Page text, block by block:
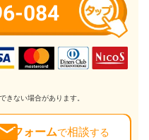
084
きない場合があります。
フォームで相談する